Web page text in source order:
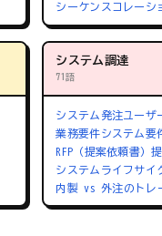
シーケンス コレーシ
システム調達
71語
システム発注ユーザ
業務要件システム要
RFP（提案依頼書）
システムライフサイ
内製 vs 外注のトレ